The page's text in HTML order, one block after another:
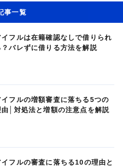
事一覧
イフルは在籍確認なしで借りられ
？バレずに借りる方法を解説
イフルの増額審査に落ちる5つの
由│対処法と増額の注意点を解説
イフルの審査に落ちる10の理由と